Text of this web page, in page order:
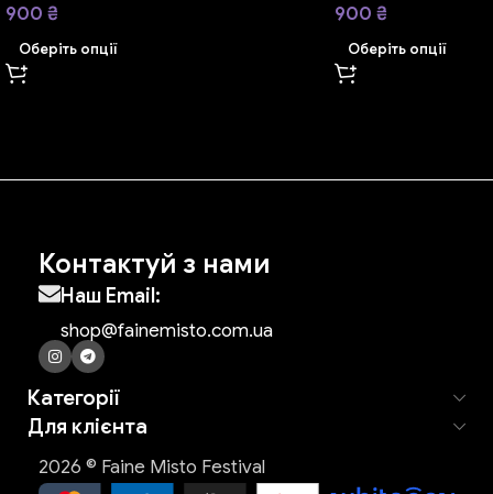
900 ₴
Оберіть опції
900 ₴
Оберіть опції
Контактуй з нами
Наш Email:
shop@fainemisto.com.ua
Категорії
Для клієнта
2026 © Faine Misto Festival